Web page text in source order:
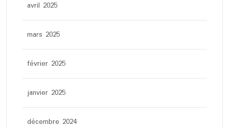
avril 2025
mars 2025
février 2025
janvier 2025
décembre 2024